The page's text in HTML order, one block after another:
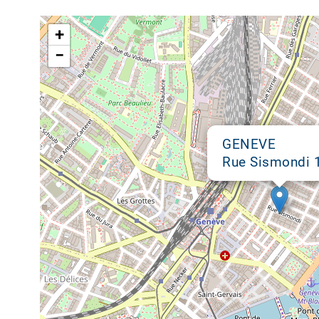
Google map
GENEVE
Rue Sismondi
+
−